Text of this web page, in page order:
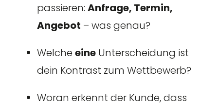
passieren: Anfrage, Termin,
Angebot – was genau?
Welche eineUnterscheidung ist
dein Kontrast zum Wettbewerb?
Woran erkennt der Kunde, dass